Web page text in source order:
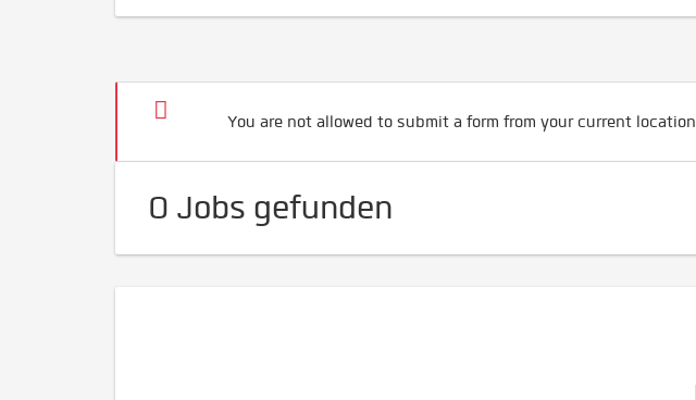
You are not allowed to submit a form from your current location.
0 Jobs gefunden